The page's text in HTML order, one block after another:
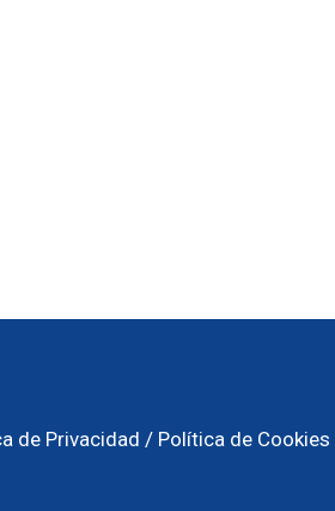
de Privacidad / Política de Cookies